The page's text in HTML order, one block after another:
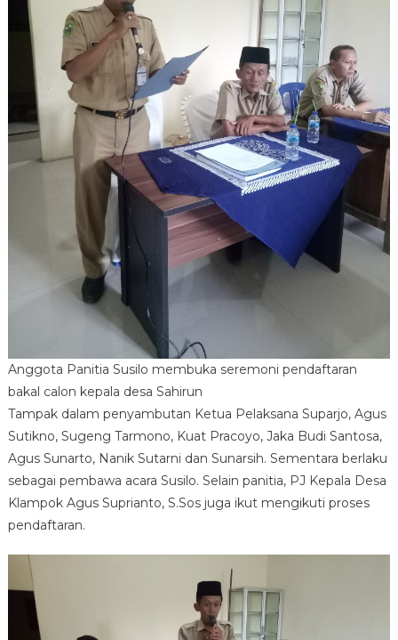
Anggota Panitia Susilo membuka seremoni pendaftaran
bakal calon kepala desa Sahirun
Tampak dalam penyambutan Ketua Pelaksana Suparjo, Agus
Sutikno, Sugeng Tarmono, Kuat Pracoyo, Jaka Budi Santosa,
Agus Sunarto, Nanik Sutarni dan Sunarsih. Sementara berlaku
sebagai pembawa acara Susilo. Selain panitia, PJ Kepala Desa
Klampok Agus Suprianto, S.Sos juga ikut mengikuti proses
pendaftaran.